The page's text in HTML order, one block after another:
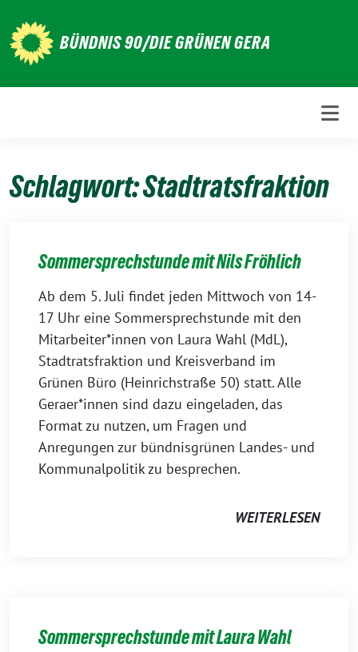
zum
Inhalt
BÜNDNIS 90/DIE GRÜNEN GERA
Schlagwort:Stadtratsfraktion
Sommersprechstunde mit Nils Fröhlich
Ab dem 5. Juli findet jeden Mittwoch von 14-
17 Uhr eine Sommersprechstunde mit den
Mitarbeiter*innen von Laura Wahl (MdL),
Stadtratsfraktion und Kreisverband im
Grünen Büro (Heinrichstraße 50) statt. Alle
Geraer*innen sind dazu eingeladen, das
Format zu nutzen, um Fragen und
Anregungen zur bündnisgrünen Landes- und
Kommunalpolitik zu besprechen.
WEITERLESEN
Sommersprechstunde mit Laura Wahl